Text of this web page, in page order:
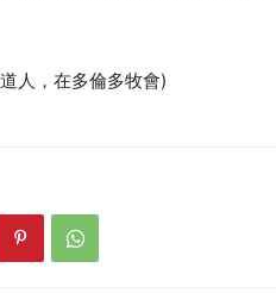
人，在多倫多牧會)